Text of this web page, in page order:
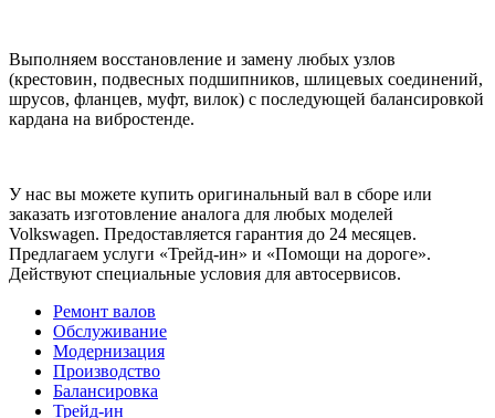
Выполняем восстановление и замену любых узлов
(крестовин, подвесных подшипников, шлицевых соединений,
шрусов, фланцев, муфт, вилок) с последующей балансировкой
кардана на вибростенде.
У нас вы можете купить оригинальный вал в сборе или
заказать изготовление аналога для любых моделей
Volkswagen. Предоставляется гарантия до 24 месяцев.
Предлагаем услуги «Трейд-ин» и «Помощи на дороге».
Действуют специальные условия для автосервисов.
Ремонт валов
Обслуживание
Модернизация
Производство
Балансировка
Трейд-ин